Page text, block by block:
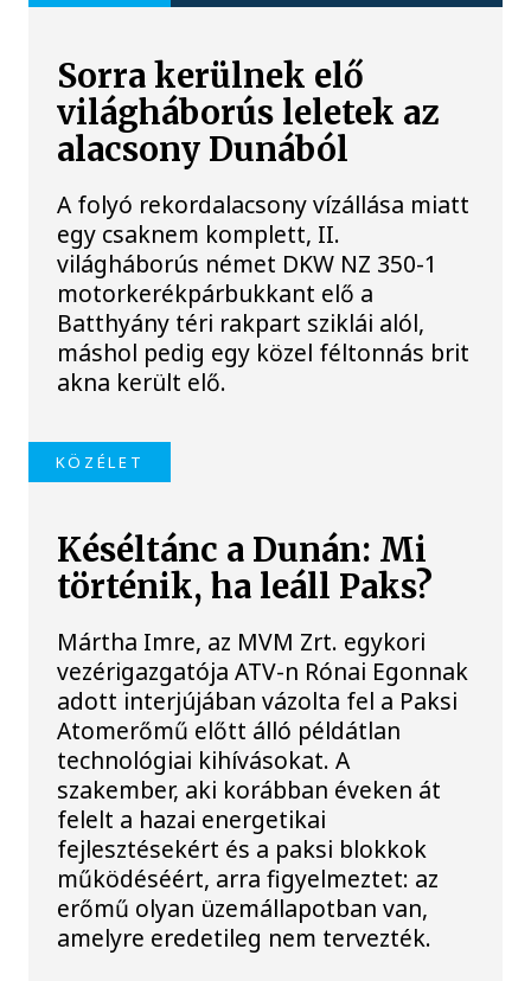
Sorra kerülnek elő
világháborús leletek az
alacsony Dunából
A folyó rekordalacsony vízállása miatt
egy csaknem komplett, II.
világháborús német DKW NZ 350-1
motorkerékpárbukkant elő a
Batthyány téri rakpart sziklái alól,
máshol pedig egy közel féltonnás brit
akna került elő.
KÖZÉLET
Késéltánc a Dunán: Mi
történik, ha leáll Paks?
Mártha Imre, az MVM Zrt. egykori
vezérigazgatója ATV-n Rónai Egonnak
adott interjújában vázolta fel a Paksi
Atomerőmű előtt álló példátlan
technológiai kihívásokat. A
szakember, aki korábban éveken át
felelt a hazai energetikai
fejlesztésekért és a paksi blokkok
működéséért, arra figyelmeztet: az
erőmű olyan üzemállapotban van,
amelyre eredetileg nem tervezték.